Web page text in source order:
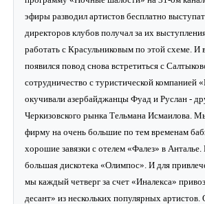
эфиры разводил артистов бесплатно
директоров клубов получал за их
работать с Красульниковым по этой схеме. И
появился повод снова встретиться с
сотрудничество с туристической компанией
окучивали азербайджанцы Фуад и Руслан -
Черкизовского рынка Тельмана Исмаилова.
фирму на очень большие по тем временам
хорошие завязки с отелем «Фалез» в
большая дискотека «Олимпос». И для
мы каждый четверг за счет «Иналекса»
десант» из нескольких популярных артистов.